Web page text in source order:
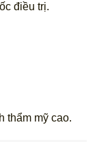
điều trị.
thẩm mỹ cao.